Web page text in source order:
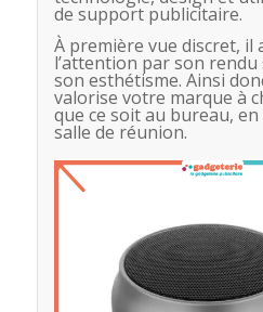
de support publicitaire.
À première vue discret,
l’attention par son
son esthétisme. Ainsi
valorise votre marque à
que ce soit au bureau,
salle de réunion.